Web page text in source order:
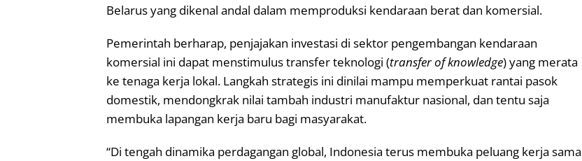
Belarus yang dikenal andal dalam memproduksi kendaraan berat dan komersial.
Pemerintah berharap, penjajakan investasi di sektor pengembangan kendaraan
komersial ini dapat menstimulus transfer teknologi (transfer of knowledge) yang merata
ke tenaga kerja lokal. Langkah strategis ini dinilai mampu memperkuat rantai pasok
domestik, mendongkrak nilai tambah industri manufaktur nasional, dan tentu saja
membuka lapangan kerja baru bagi masyarakat.
“Di tengah dinamika perdagangan global, Indonesia terus membuka peluang kerja sama